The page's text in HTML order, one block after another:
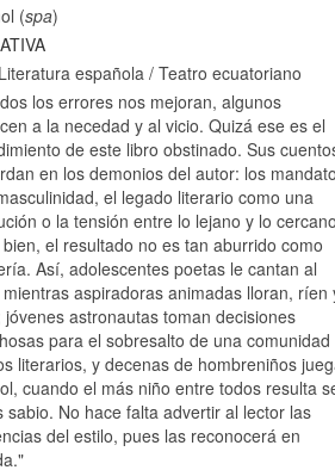
(spa)
Literatura española / Teatro ecuatoriano
los errores nos mejoran, algunos
a la necedad y al vicio. Quizá ese es el
de este libro obstinado. Sus
en los demonios del autor: los
el legado literario como una
o la tensión entre lo lejano y lo
el resultado no es tan aburrido como
Así, adolescentes poetas le cantan al
aspiradoras animadas lloran, ríen
jóvenes astronautas toman decisiones
para el sobresalto de una comunidad
literarios, y decenas de hombreniños
cuando el más niño entre todos resulta
sabio. No hace falta advertir al lector las
del estilo, pues las reconocerá en